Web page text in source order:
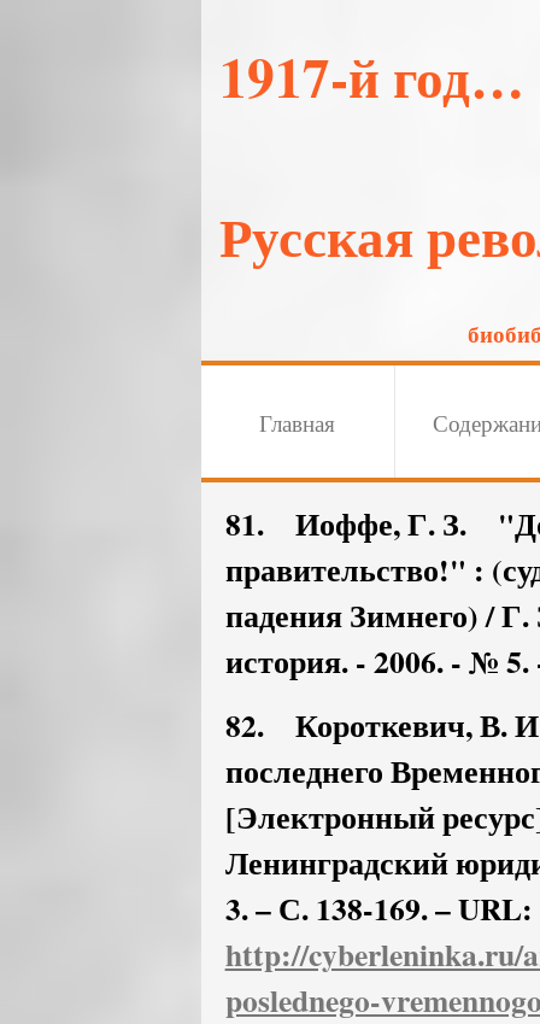
1917-й год…
Русская
Главная
81. Иоффе, Г. З.
правительство!" :
падения Зимнего) /
история. - 2006. - № 5.
82. Короткевич, В.
последнего
[Электронный
Ленинградский
3. – С. 138-169. – URL:
http://cyberleninka.ru/
poslednego-